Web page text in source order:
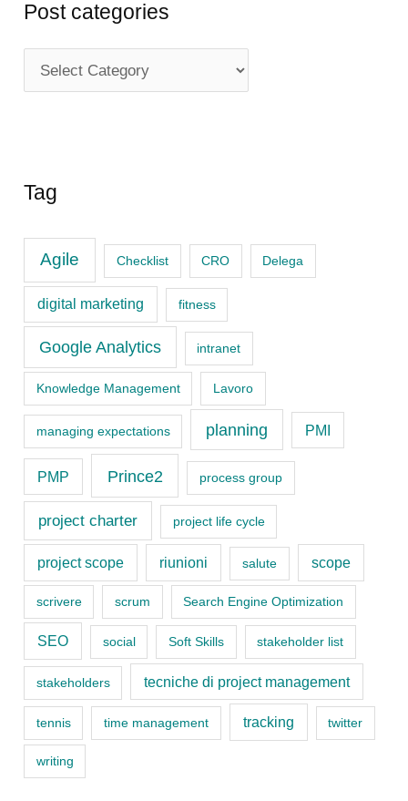
Post categories
o
c
e
r
i
s
Tag
Agile Checklist CRO Delega
digital marketing fitness
Google Analytics intranet
Knowledge Management Lavoro
managing expectations planning PMI
PMP Prince2 process group
project charter project life cycle
project scope riunioni salute scope
scrivere scrum Search Engine Optimization
SEO social Soft Skills stakeholder list
stakeholders tecniche di project management
tennis time management tracking twitter
writing